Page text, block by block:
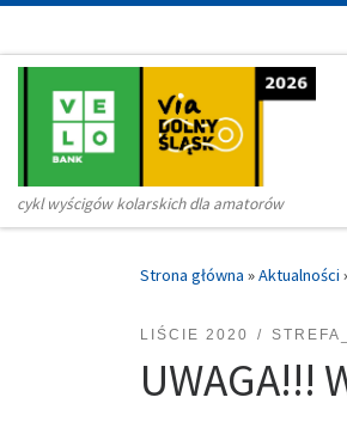
cykl wyścigów kolarskich dla amatorów
Strona główna »Aktualności
LIŚCIE 2020
UWAGA!!!